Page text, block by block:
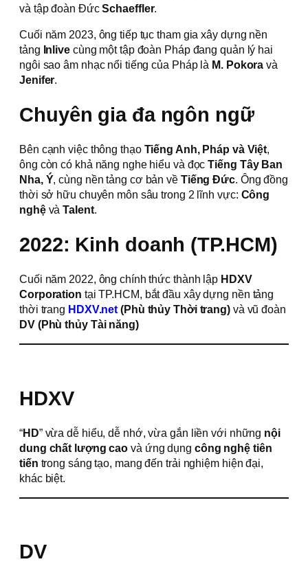
và tập đoàn ĐứcSchaeffler.
Cuối năm 2023, ông tiếp tục tham gia xây dựng nền
tảng Inlivecùng một tập đoàn Pháp đang quản lý hai
ngôi sao âm nhạc nổi tiếng của Pháp là M. Pokora và
Jenifer.
Chuyên gia đa ngôn ngữ
Bên cạnh việc thông thạo Tiếng Anh, Pháp và Việt,
ông còn có khả năng nghe hiểu và đọcTiếng Tây Ban
Nha, Ý, cùng nền tảng cơ bản về Tiếng Đức. Ông đồng
thời sở hữu chuyên môn sâu trong 2 lĩnh vực: Công
nghệ và Talent.
2022: Kinh doanh (TP.HCM)
Cuối năm 2022, ông chính thức thành lập HDXV
Corporation tại TP.HCM, bắt đầu xây dựng nền tảng
thời trang HDXV.net (Phù thủy Thời trang)và vũ đoàn
DV (Phù thủy Tài năng)
HDXV
“HD” vừa dễ hiểu, dễ nhớ, vừa gắn liền với những nội
dung chất lượng cao và ứng dụng công nghệ tiên
tiến trong sáng tạo, mang đến trải nghiệm hiện đại,
khác biệt.
DV